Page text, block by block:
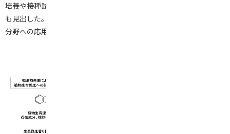
培養や接種試験、代謝物解析を通じて相互作用を評価し、新種候補
も見出した。これらの成果から、共生機構の理解深化と農業・食品
分野への応用可能性が示された。